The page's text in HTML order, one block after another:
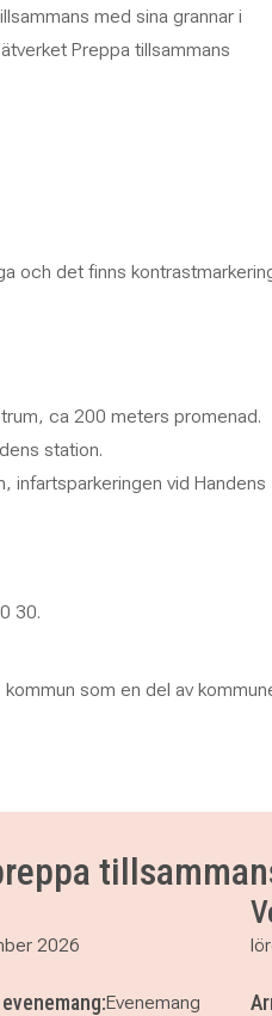
med sina grannar i
Preppa tillsammans
och det finns
ca 200 meters promenad.
station.
infartsparkeringen vid Handens
30.
som en del av
2026
Evenemang